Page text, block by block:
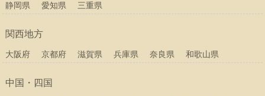
静岡県
愛知県 三重県
関西地方
大阪府 京都府 滋賀県 兵庫県 奈良県 和歌山県
中国・四国